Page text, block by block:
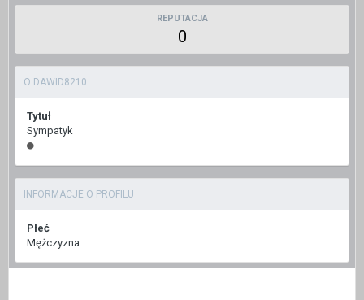
REPUTACJA
0
O DAWID8210
Tytuł
Sympatyk
INFORMACJE O PROFILU
Płeć
Mężczyzna